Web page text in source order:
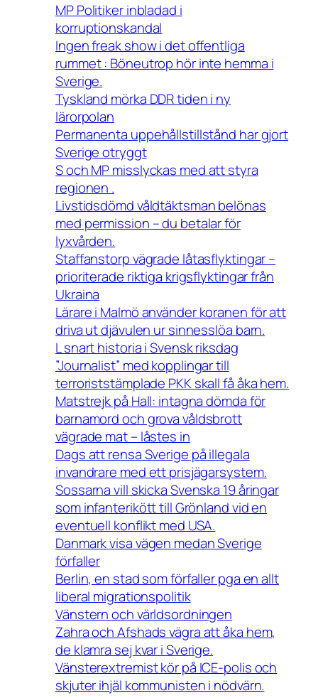
MP Politiker inbladad i
korruptionskandal
Ingen freak show i det offentliga
rummet : Böneutrop hör inte hemma i
Sverige.
Tyskland mörka DDR tiden i ny
lärorpolan
Permanenta uppehållstillstånd har gjort
Sverige otryggt
S och MP misslyckas med att styra
regionen .
Livstidsdömd våldtäktsman belönas
med permission – du betalar för
lyxvården.
Staffanstorp vägrade låtasflyktingar –
prioriterade riktiga krigsflyktingar från
Ukraina
Lärare i Malmö använder koranen för att
driva ut djävulen ur sinnesslöa barn.
L snart historia i Svensk riksdag
”Journalist” med kopplingar till
terroriststämplade PKK skall få åka hem.
Matstrejk på Hall: intagna dömda för
barnamord och grova våldsbrott
vägrade mat – låstes in
Dags att rensa Sverige på illegala
invandrare med ett prisjägarsystem.
Sossarna vill skicka Svenska 19 åringar
som infanterikött till Grönland vid en
eventuell konflikt med USA.
Danmark visa vägen medan Sverige
förfaller
Berlin, en stad som förfaller pga en allt
liberal migrationspolitik
Vänstern och världsordningen
Zahra och Afshads vägra att åka hem,
de klamra sej kvar i Sverige.
Vänsterextremist kör på ICE-polis och
skjuter ihjäl kommunisten i nödvärn.